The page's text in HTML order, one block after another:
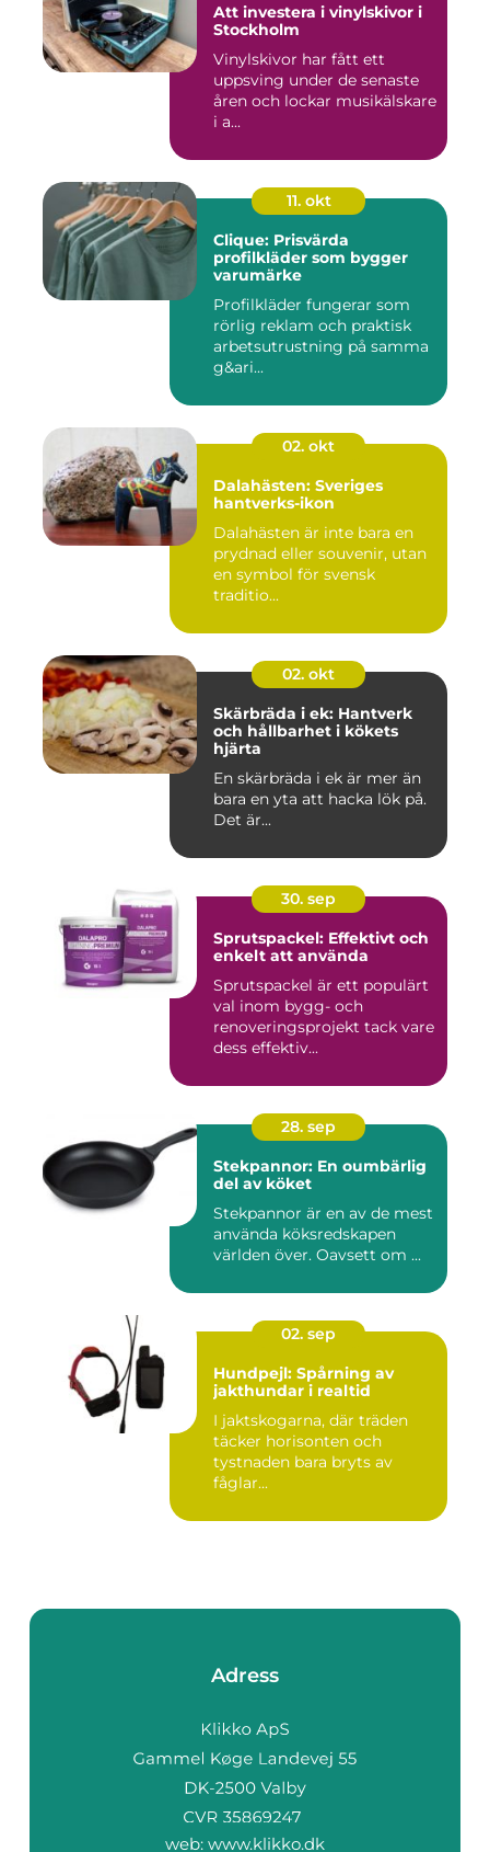
Att investera i vinylskivor i
Stockholm
Vinylskivor har fått ett
uppsving under de senaste
åren och lockar musikälskare
i a...
11. okt
Clique: Prisvärda
profilkläder som bygger
varumärke
Profilkläder fungerar som
rörlig reklam och praktisk
arbetsutrustning på samma
g&ari...
02. okt
Dalahästen: Sveriges
hantverks-ikon
Dalahästen är inte bara en
prydnad eller souvenir, utan
en symbol för svensk
traditio...
02. okt
Skärbräda i ek: Hantverk
och hållbarhet i kökets
hjärta
En skärbräda i ek är mer än
bara en yta att hacka lök på.
Det är...
30. sep
Sprutspackel: Effektivt och
enkelt att använda
Sprutspackel är ett populärt
val inom bygg- och
renoveringsprojekt tack vare
dess effektiv...
28. sep
Stekpannor: En oumbärlig
del av köket
Stekpannor är en av de mest
använda köksredskapen
världen över. Oavsett om ...
02. sep
Hundpejl: Spårning av
jakthundar i realtid
I jaktskogarna, där träden
täcker horisonten och
tystnaden bara bryts av
fåglar...
Adress
web: www.klikko.dk